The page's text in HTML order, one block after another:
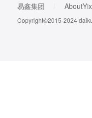
易鑫集团
Copyright©2015-2024